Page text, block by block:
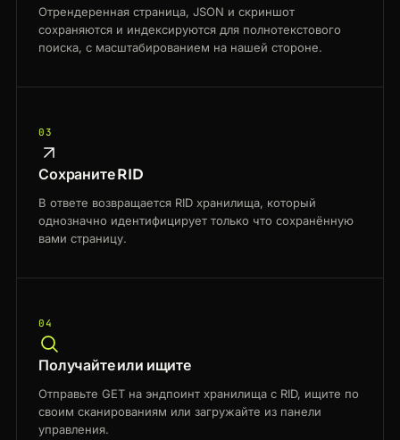
Отрендеренная страница, JSON и скриншот
сохраняются и индексируются для полнотекстового
поиска, с масштабированием на нашей стороне.
03
Сохраните RID
В ответе возвращается RID хранилища, который
однозначно идентифицирует только что сохранённую
вами страницу.
04
Получайте или ищите
Отправьте GET на эндпоинт хранилища с RID, ищите по
своим сканированиям или загружайте из панели
управления.